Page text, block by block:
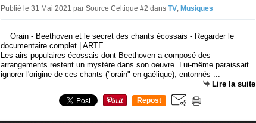
Publié le 31 Mai 2021 par Source Celtique #2 dans TV, Musiques
Les airs populaires écossais dont Beethoven a composé des
arrangements restent un mystère dans son oeuvre. Lui-même paraissait
ignorer l'origine de ces chants ("orain" en gaélique), entonnés ...
Lire la suite
Repost